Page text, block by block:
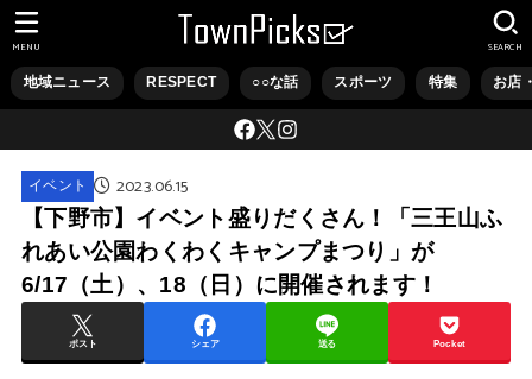
地域ニュース RESPECT ○○な話 スポーツ 特集 お店
SEARCH
MENU
イベント 2023.06.15
【下野市】イベント盛りだくさん！「三王山ふ
れあい公園わくわくキャンプまつり」が
6/17（土）、18（日）に開催されます！
ポスト シェア 送る Pocket